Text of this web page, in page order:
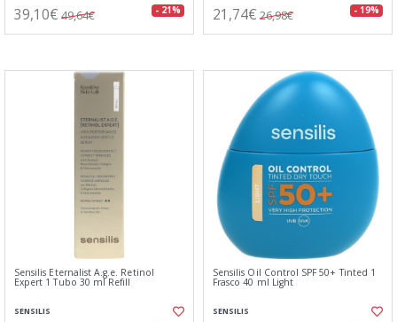
39,10€ 49,64€ - 21% 21,74€ 26,98€ - 19%
Sensilis Eternalist A.g.e. Retinol
Expert 1 Tubo 30 ml Refill
SENSILIS
Sensilis Oil Control SPF 50+ Tinted 1
Frasco 40 ml Light
SENSILIS